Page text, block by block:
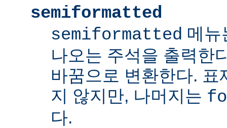
semiformatted
semiformatted 메뉴
나오는 주석을 출력한
바꿈으로 변환한다.
지 않지만, 나머지는
다.